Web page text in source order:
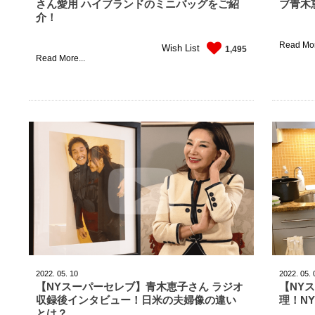
さん愛用 ハイブランドのミニバッグをご紹
介！
Read More...
1,495
Wish List
ブ青木
Read
2022. 05. 10
【NYスーパーセレブ】青木恵子さん ラジオ
収録後インタビュー！日米の夫婦像の違い
2022. 05.
【NY
理！